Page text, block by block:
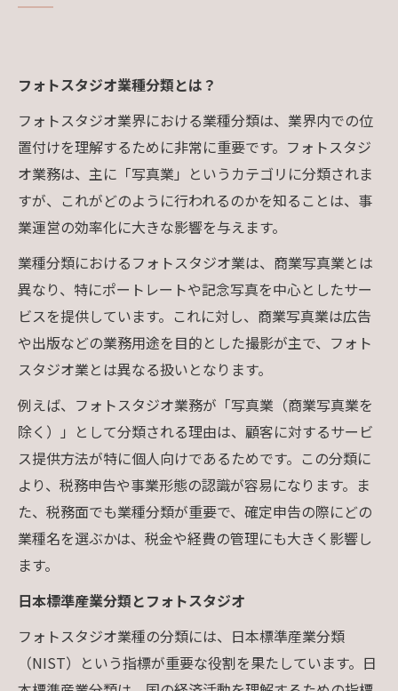
フォトスタジオ業種分類とは？
フォトスタジオ業界における業種分類は、業界内での位
置付けを理解するために非常に重要です。フォトスタジ
オ業務は、主に「写真業」というカテゴリに分類されま
すが、これがどのように行われるのかを知ることは、事
業運営の効率化に大きな影響を与えます。
業種分類におけるフォトスタジオ業は、商業写真業とは
異なり、特にポートレートや記念写真を中心としたサー
ビスを提供しています。これに対し、商業写真業は広告
や出版などの業務用途を目的とした撮影が主で、フォト
スタジオ業とは異なる扱いとなります。
例えば、フォトスタジオ業務が「写真業（商業写真業を
除く）」として分類される理由は、顧客に対するサービ
ス提供方法が特に個人向けであるためです。この分類に
より、税務申告や事業形態の認識が容易になります。ま
た、税務面でも業種分類が重要で、確定申告の際にどの
業種名を選ぶかは、税金や経費の管理にも大きく影響し
ます。
日本標準産業分類とフォトスタジオ
フォトスタジオ業種の分類には、日本標準産業分類
（NIST）という指標が重要な役割を果たしています。日